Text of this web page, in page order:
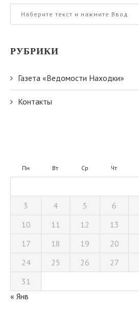
РУБРИКИ
Газета «Ведомости Находки»
Контакты
Пн Вт Ср Чт
3
4 5 6
10
11 12 13
17
18 19 20
24
25 26 27
31
« Янв